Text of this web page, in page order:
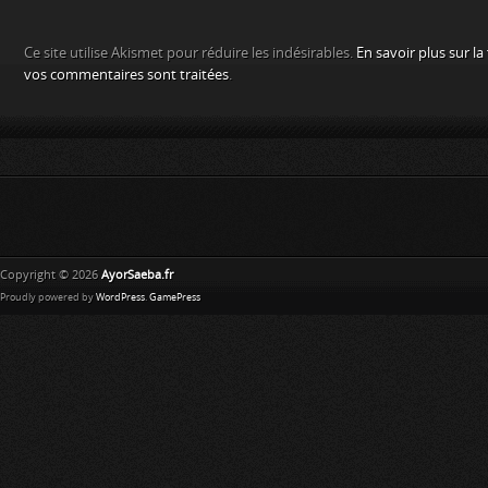
Ce site utilise Akismet pour réduire les indésirables. En savoir plus sur
vos commentaires sont traitées.
Copyright © 2026 AyorSaeba.fr
Proudly powered by WordPress. GamePress